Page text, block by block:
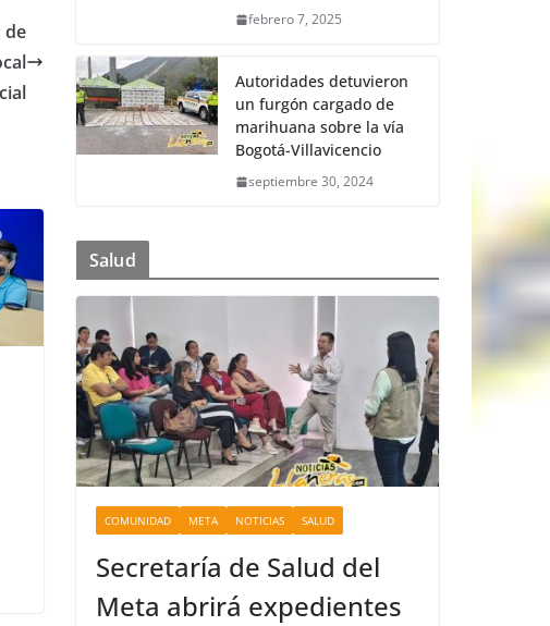
de
febrero 7, 2025
Autoridades detuvieron
un furgón cargado de
marihuana sobre la vía
Bogotá-Villavicencio
septiembre 30, 2024
Salud
COMUNIDAD META NOTICIAS SALUD
Secretaría de Salud del
Meta abrirá expedientes